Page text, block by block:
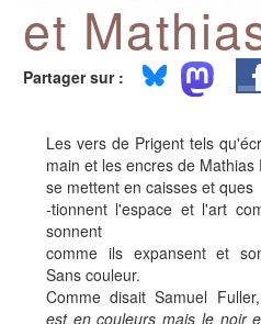
et
Partager sur :
Les vers de Prigent tels
main et les encres de Mathias
se mettent en caisses et ques
-tionnent l'espace et l'art
sonnent
comme ils expansent et
Sans couleur.
Comme disait Samuel Fuller,
est en couleurs mais le noir